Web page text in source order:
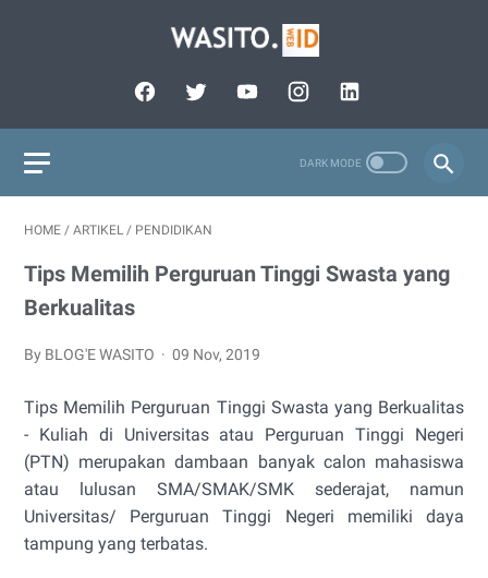
HOME / ARTIKEL / PENDIDIKAN
Tips Memilih Perguruan Tinggi Swasta yang
Berkualitas
By BLOG'E WASITO 09 Nov, 2019
Tips Memilih Perguruan Tinggi Swasta yang Berkualitas
- Kuliah di Universitas atau Perguruan Tinggi Negeri
(PTN) merupakan dambaan banyak calon mahasiswa
atau lulusan SMA/SMAK/SMK sederajat, namun
Universitas/ Perguruan Tinggi Negeri memiliki daya
tampung yang terbatas.